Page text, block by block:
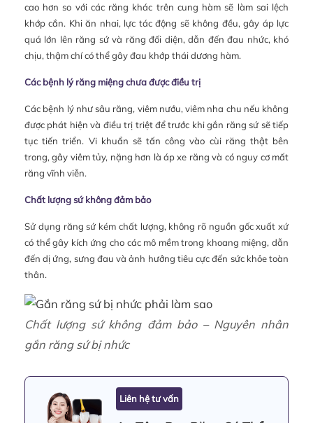
cao hơn so với các răng khác trên cung hàm sẽ làm sai lệch
khớp cắn. Khi ăn nhai, lực tác động sẽ không đều, gây áp lực
quá lớn lên răng sứ và răng đối diện, dẫn đến đau nhức, khó
chịu, thậm chí có thể gây đau khớp thái dương hàm.
Các bệnh lý răng miệng chưa được điều trị
Các bệnh lý như sâu răng, viêm nướu, viêm nha chu nếu không
được phát hiện và điều trị triệt để trước khi gắn răng sứ sẽ tiếp
tục tiến triển. Vi khuẩn sẽ tấn công vào cùi răng thật bên
trong, gây viêm tủy, nặng hơn là áp xe răng và có nguy cơ mất
răng vĩnh viễn.
Chất lượng sứ không đảm bảo
Sử dụng răng sứ kém chất lượng, không rõ nguồn gốc xuất xứ
có thể gây kích ứng cho các mô mềm trong khoang miệng, dẫn
đến dị ứng, sưng đau và ảnh hưởng tiêu cực đến sức khỏe toàn
thân.
Chất lượng sứ không đảm bảo – Nguyên nhân
gắn răng sứ bị nhức
Liên hệ tư vấn